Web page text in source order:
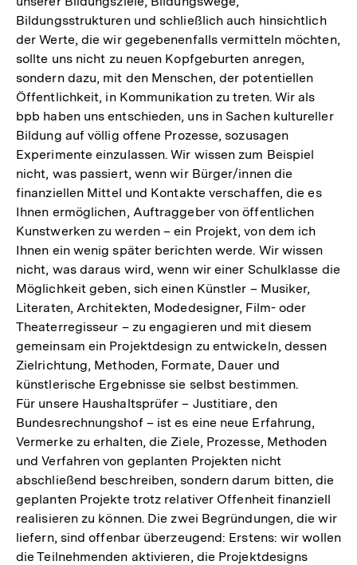
Bildungsstrukturen und schließlich auch hinsichtlich
der Werte, die wir gegebenenfalls vermitteln möchten,
sollte uns nicht zu neuen Kopfgeburten anregen,
sondern dazu, mit den Menschen, der potentiellen
Öffentlichkeit, in Kommunikation zu treten. Wir als
bpb haben uns entschieden, uns in Sachen kultureller
Bildung auf völlig offene Prozesse, sozusagen
Experimente einzulassen. Wir wissen zum Beispiel
nicht, was passiert, wenn wir Bürger/innen die
finanziellen Mittel und Kontakte verschaffen, die es
Ihnen ermöglichen, Auftraggeber von öffentlichen
Kunstwerken zu werden – ein Projekt, von dem ich
Ihnen ein wenig später berichten werde. Wir wissen
nicht, was daraus wird, wenn wir einer Schulklasse die
Möglichkeit geben, sich einen Künstler – Musiker,
Literaten, Architekten, Modedesigner, Film- oder
Theaterregisseur – zu engagieren und mit diesem
gemeinsam ein Projektdesign zu entwickeln, dessen
Zielrichtung, Methoden, Formate, Dauer und
künstlerische Ergebnisse sie selbst bestimmen.
Für unsere Haushaltsprüfer – Justitiare, den
Bundesrechnungshof – ist es eine neue Erfahrung,
Vermerke zu erhalten, die Ziele, Prozesse, Methoden
und Verfahren von geplanten Projekten nicht
abschließend beschreiben, sondern darum bitten, die
geplanten Projekte trotz relativer Offenheit finanziell
realisieren zu können. Die zwei Begründungen, die wir
liefern, sind offenbar überzeugend: Erstens: wir wollen
die Teilnehmenden aktivieren, die Projektdesigns